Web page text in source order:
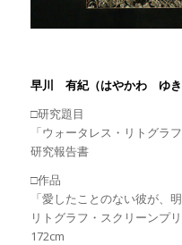
早川 有紀（はやかわ ゆき
□研究題目
「ウォータレス・リトグラ
研究報告書
□作品
「愛したことのない彼が、
リトグラフ・スクリーンプ
172cm